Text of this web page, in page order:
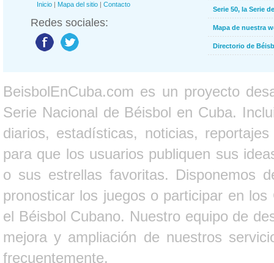
Inicio | Mapa del sitio | Contacto
Redes sociales:
Serie 50, la Serie
Mapa de nuestra
Directorio de
BeisbolEnCuba.com es un proyecto
Serie Nacional de Béisbol en Cuba.
diarios, estadísticas, noticias,
para que los usuarios publiquen sus
o sus estrellas favoritas. Disponemos
pronosticar los juegos o participar en
el Béisbol Cubano. Nuestro equipo de
mejora y ampliación de nuestros
frecuentemente.